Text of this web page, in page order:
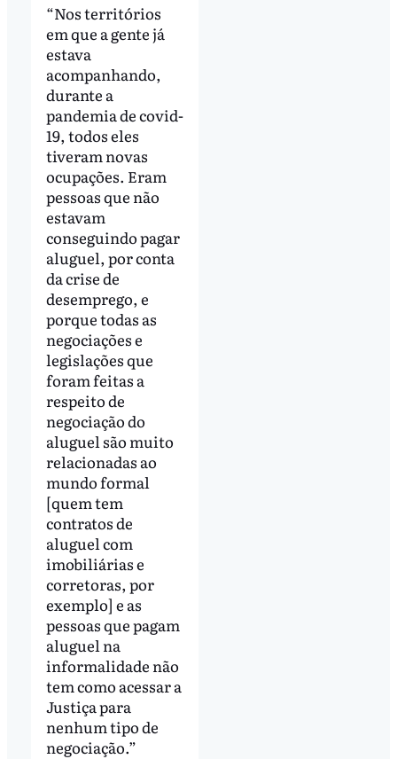
“Nos territórios
em que a gente já
estava
acompanhando,
durante a
pandemia de covid-
19, todos eles
tiveram novas
ocupações. Eram
pessoas que não
estavam
conseguindo pagar
aluguel, por conta
da crise de
desemprego, e
porque todas as
negociações e
legislações que
foram feitas a
respeito de
negociação do
aluguel são muito
relacionadas ao
mundo formal
[quem tem
contratos de
aluguel com
imobiliárias e
corretoras, por
exemplo] e as
pessoas que pagam
aluguel na
informalidade não
tem como acessar a
Justiça para
nenhum tipo de
negociação.”